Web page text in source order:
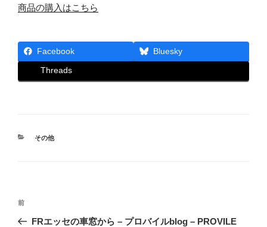
商品の購入はこちら
Facebook Bluesky
Threads
カ
その他
投
前
の
前
FRエッセの車窓から – プロバイルblog – PROVILE